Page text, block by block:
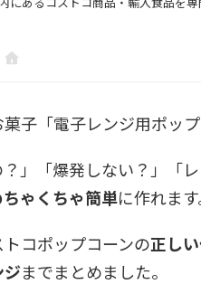
子「電子レンジ用ポップ
？」「爆発しない？」「
ちゃくちゃ簡単に作れます
コポップコーンの正し
までまとめました。